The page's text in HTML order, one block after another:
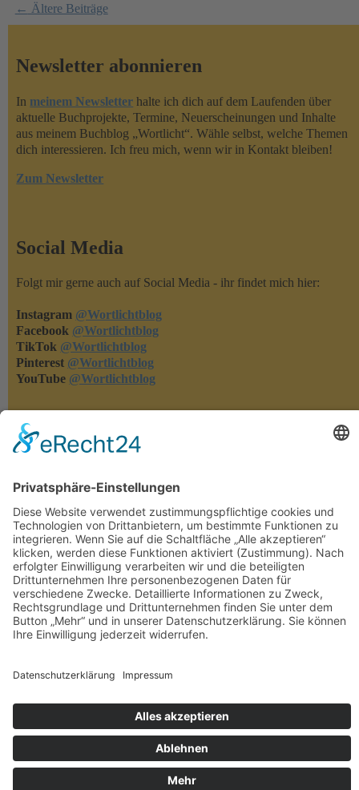
← Ältere Beiträge
Newsletter abonnieren
In meinem Newsletter halte ich dich auf dem Laufenden über
aktuelle Buchprojekte, Termine, Neuerscheinungen und Inhalte
aus meinem Buchblog „Wortlicht“. Wähle selbst, welche Themen
dich interessieren. Ich freu mich, wenn wir in Kontakt bleiben!
Zum Newsletter
Social Media
Folgt mir gerne auch auf Social Media - ihr findet mich hier:
Instagram @Wortlichtblog
Facebook @Wortlichtblog
TikTok @Wortlichtblog
Pinterest @Wortlichtblog
YouTube @Wortlichtblog
Rezensionen
Rezensionen machen meine Bücher bekannter - und ich merke,
was euch gefällt und was nicht. Habt ihr eins meiner Bücher
gelesen, dann freue ich mich über eure Rezension auf den
einschlägigen Lese-Portalen oder in den Online-Buchshops.
Herzlichen Dank!!!
Rechtliches
Impressum
©2026 - Autorin Tala T. Alsted
Datenschutzerklärung